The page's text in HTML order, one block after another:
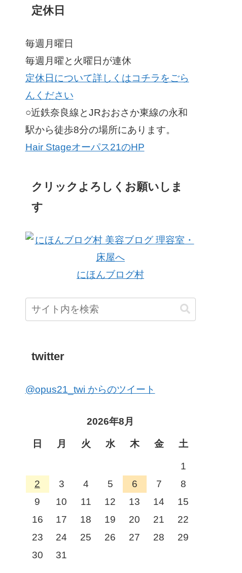
定休日
毎週月曜日
毎週月曜と火曜日が連休
定休日について詳しくはコチラをごら
んください
○近鉄奈良線とJRおおさか東線の永和
駅から徒歩8分の場所にあります。
Hair Stageオーパス21のHP
クリックよろしくお願いしま
す
にほんブログ村
twitter
@opus21_twi からのツイート
2026年8月
日 月 火 水 木 金 土
1
2
3 4 5 6 7
8
9
10 11 12 13 14
15
16
17 18 19 20 21
22
23
24 25 26 27 28
29
30
31